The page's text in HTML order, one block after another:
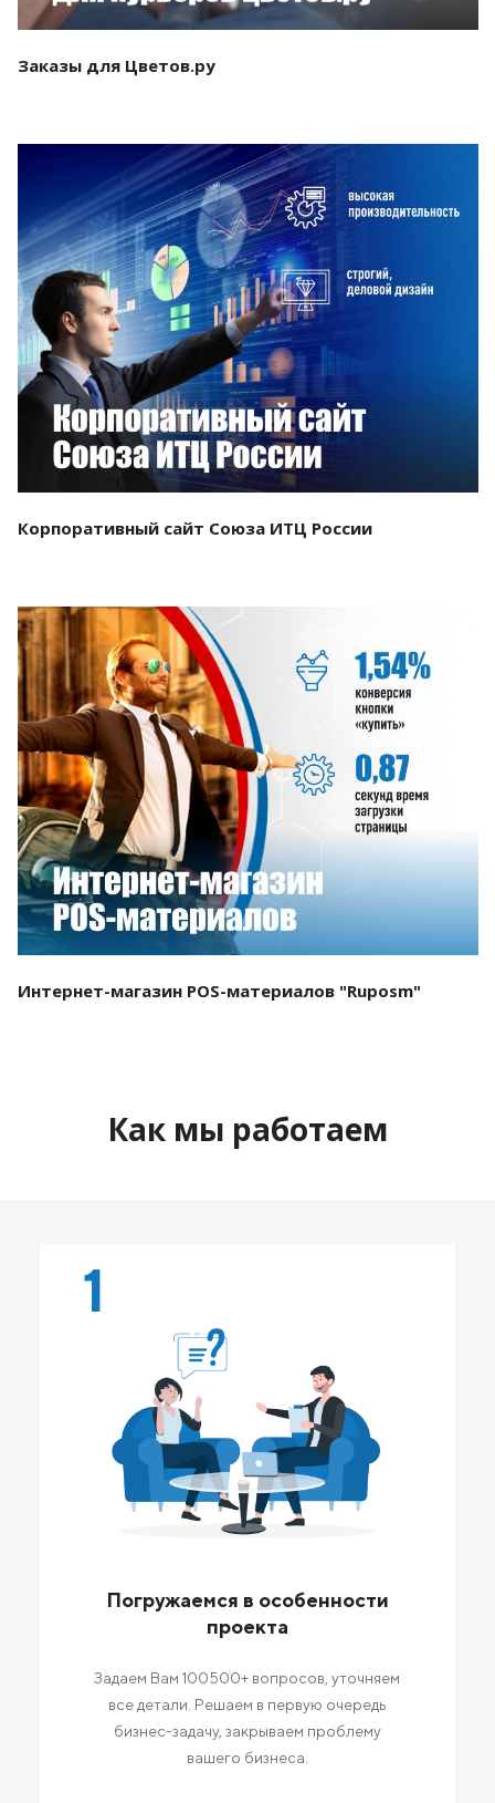
Заказы для Цветов.ру
Смотреть проект
Корпоративный сайт Союза ИТЦ России
Смотреть проект
Интернет-магазин POS-материалов "Ruposm"
Как мы работаем
1
Погружаемся в особенности
проекта
Задаем Вам 100500+ вопросов, уточняем
все детали. Решаем в первую очередь
бизнес-задачу, закрываем проблему
вашего бизнеса.